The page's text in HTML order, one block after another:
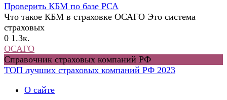
Проверить КБМ по базе РСА
Что такое КБМ в страховке ОСАГО Это система
страховых
0 1.3к.
ОСАГО
Справочник страховых компаний РФ
ТОП лучших страховых компаний РФ 2023
О сайте